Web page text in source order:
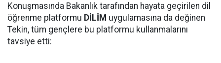
Konuşmasında Bakanlık tarafından hayata geçirilen dil
öğrenme platformu DİLİM uygulamasına da değinen
Tekin, tüm gençlere bu platformu kullanmalarını
tavsiye etti: